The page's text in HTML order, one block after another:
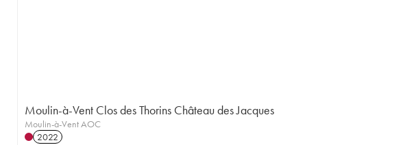
Moulin-à-Vent Clos des Thorins Château des Jacques
Moulin-à-Vent AOC
2022